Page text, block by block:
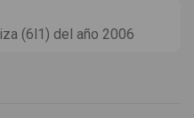
(6l1) del año 2006